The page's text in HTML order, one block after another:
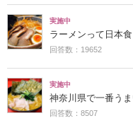
実施中
ラーメンって日本
回答数：19652
実施中
神奈川県で一番う
回答数：8507